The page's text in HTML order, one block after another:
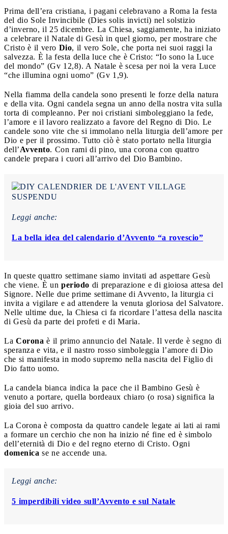
Prima dell’era cristiana, i pagani celebravano a Roma la festa
del dio Sole Invincibile (Dies solis invicti) nel solstizio
d’inverno, il 25 dicembre. La Chiesa, saggiamente, ha iniziato
a celebrare il Natale di Gesù in quel giorno, per mostrare che
Cristo è il vero Dio, il vero Sole, che porta nei suoi raggi la
salvezza. È la festa della luce che è Cristo: “Io sono la Luce
del mondo” (Gv 12,8). A Natale è scesa per noi la vera Luce
“che illumina ogni uomo” (Gv 1,9).
Nella fiamma della candela sono presenti le forze della natura
e della vita. Ogni candela segna un anno della nostra vita sulla
torta di compleanno. Per noi cristiani simboleggiano la fede,
l’amore e il lavoro realizzato a favore del Regno di Dio. Le
candele sono vite che si immolano nella liturgia dell’amore per
Dio e per il prossimo. Tutto ciò è stato portato nella liturgia
dell’Avvento. Con rami di pino, una corona con quattro
candele prepara i cuori all’arrivo del Dio Bambino.
Leggi anche:
La bella idea del calendario d’Avvento “a rovescio”
In queste quattro settimane siamo invitati ad aspettare Gesù
che viene. È un periodo di preparazione e di gioiosa attesa del
Signore. Nelle due prime settimane di Avvento, la liturgia ci
invita a vigilare e ad attendere la venuta gloriosa del Salvatore.
Nelle ultime due, la Chiesa ci fa ricordare l’attesa della nascita
di Gesù da parte dei profeti e di Maria.
La Corona è il primo annuncio del Natale. Il verde è segno di
speranza e vita, e il nastro rosso simboleggia l’amore di Dio
che si manifesta in modo supremo nella nascita del Figlio di
Dio fatto uomo.
La candela bianca indica la pace che il Bambino Gesù è
venuto a portare, quella bordeaux chiaro (o rosa) significa la
gioia del suo arrivo.
La Corona è composta da quattro candele legate ai lati ai rami
a formare un cerchio che non ha inizio né fine ed è simbolo
dell’eternità di Dio e del regno eterno di Cristo. Ogni
domenica se ne accende una.
Leggi anche:
5 imperdibili video sull’Avvento e sul Natale